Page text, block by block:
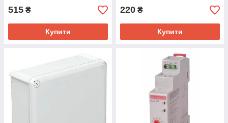
515 ₴
Купити
220 ₴
Купити